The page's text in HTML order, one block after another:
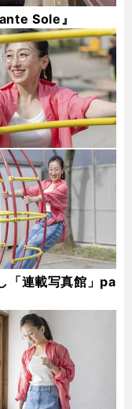
Sole』
「連載写真館」pa